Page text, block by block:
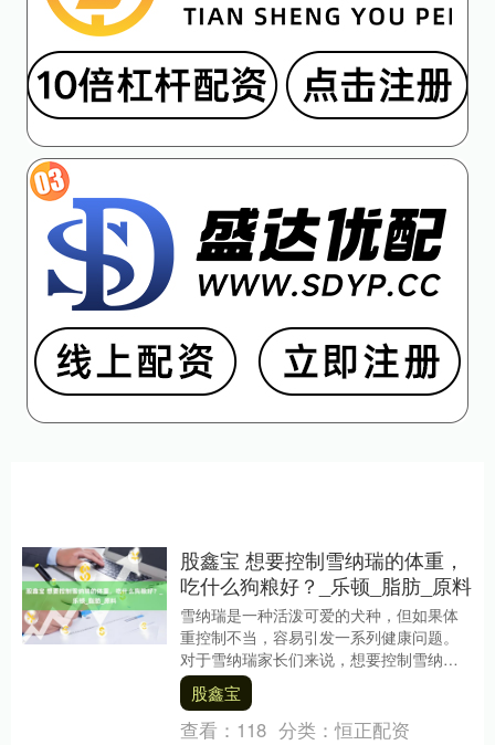
股鑫宝 想要控制雪纳瑞的体重，
吃什么狗粮好？_乐顿_脂肪_原料
雪纳瑞是一种活泼可爱的犬种，但如果体
重控制不当，容易引发一系列健康问题。
对于雪纳瑞家长们来说，想要控制雪纳瑞
的体重，选择一款合适的狗粮至关重要。
那么，到底吃什么....
股鑫宝
查看： 118 分类：恒正配资